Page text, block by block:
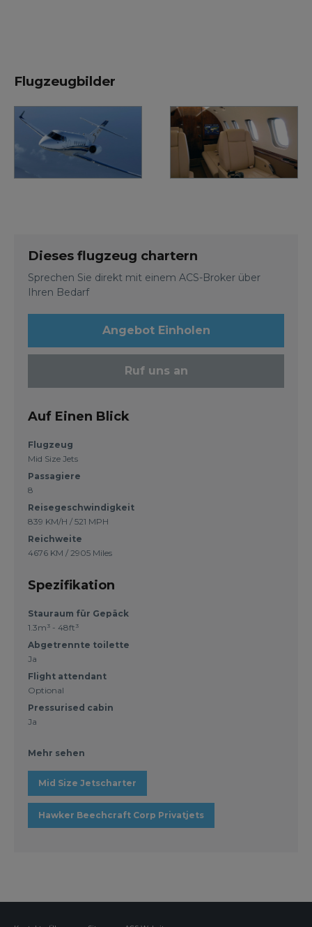
Flugzeugbilder
Dieses flugzeug chartern
Sprechen Sie direkt mit einem ACS-Broker über
Ihren Bedarf
Angebot Einholen
Ruf uns an
Auf Einen Blick
Flugzeug
Mid Size Jets
Passagiere
8
Reisegeschwindigkeit
839 KM/H / 521 MPH
Reichweite
4676 KM / 2905 Miles
Spezifikation
Stauraum für Gepäck
1.3m³ - 48ft³
Abgetrennte toilette
Ja
Flight attendant
Optional
Pressurised cabin
Ja
Mehr sehen
Mid Size Jetscharter
Hawker Beechcraft Corp Privatjets